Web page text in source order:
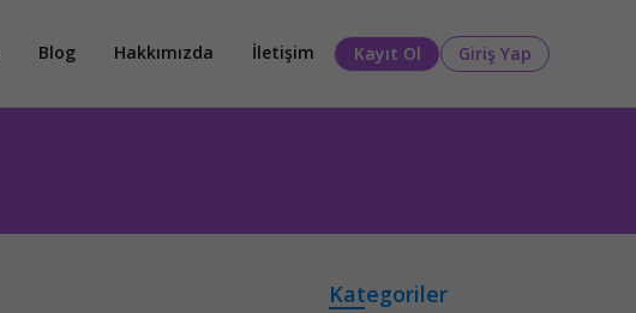
Blog Hakkımızda İletişim Kayıt Ol Giriş Yap
Kategoriler